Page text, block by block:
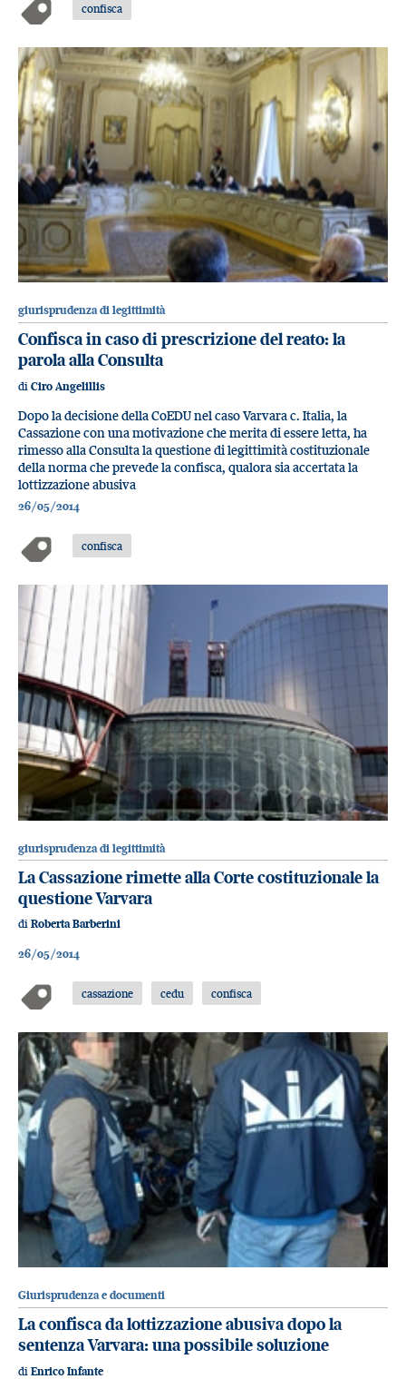
confisca
giurisprudenza di legittimità
Confisca in caso di prescrizione del reato: la
parola alla Consulta
di Ciro Angelillis
Dopo la decisione della CoEDU nel caso Varvara c. Italia, la
Cassazione con una motivazione che merita di essere letta, ha
rimesso alla Consulta la questione di legittimità costituzionale
della norma che prevede la confisca, qualora sia accertata la
lottizzazione abusiva
26/05/2014
confisca
giurisprudenza di legittimità
La Cassazione rimette alla Corte costituzionale la
questione Varvara
di Roberta Barberini
26/05/2014
cassazione cedu confisca
Giurisprudenza e documenti
La confisca da lottizzazione abusiva dopo la
sentenza Varvara: una possibile soluzione
di Enrico Infante